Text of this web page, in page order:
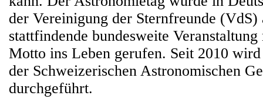
der Vereinigung der Sternfreunde
stattfindende bundesweite
Motto ins Leben gerufen. Seit 2010
der Schweizerischen Astronomischen
durchgeführt.